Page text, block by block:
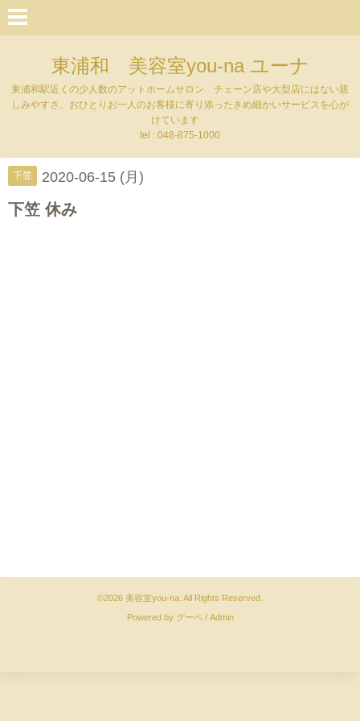
東浦和 美容室you-na ユーナ
東浦和駅近くの少人数のアットホームサロン チェーン店や大型店にはない親
しみやすさ、おひとりお一人のお客様に寄り添ったきめ細かいサービスを心が
けています
tel : 048-875-1000
下笠 2020-06-15 (月)
下笠 休み
©2026 美容室you-na . All Rights Reserved.
Powered by グーペ/ Admin